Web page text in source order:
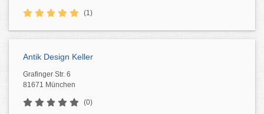
(1)
Antik Design Keller
Grafinger Str. 6
81671 München
(0)